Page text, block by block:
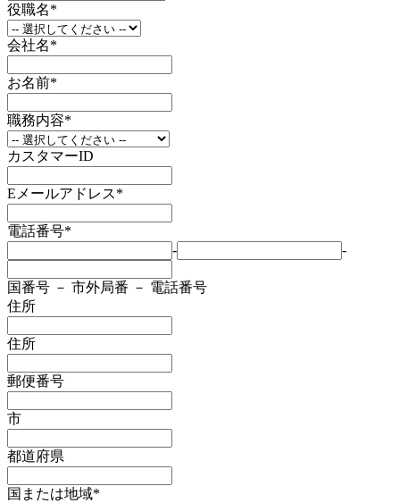
役職名*
会社名*
お名前*
職務内容*
カスタマーID
Eメールアドレス*
電話番号*
-
-
国番号 － 市外局番 － 電話番号
住所
住所
郵便番号
市
都道府県
国または地域*